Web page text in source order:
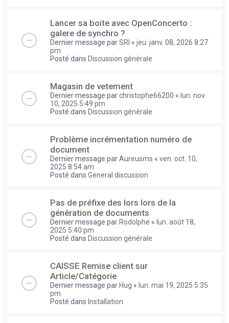
Lancer sa boite avec OpenConcerto :
galere de synchro ?
Dernier message parSRI « jeu. janv. 08, 2026 8:27
pm
Posté dans Discussion générale
Magasin de vetement
Dernier message parchristophe66200 « lun. nov.
10, 2025 5:49 pm
Posté dans Discussion générale
Problème incrémentation numéro de
document
Dernier message parAureusms « ven. oct. 10,
2025 8:54 am
Posté dans General discussion
Pas de préfixe des lors lors de la
génération de documents
Dernier message par Rodolphe « lun. août 18,
2025 5:40 pm
Posté dans Discussion générale
CAISSE Remise client sur
Article/Catégorie
Dernier message par Hug « lun. mai 19, 2025 5:35
pm
Posté dans Installation